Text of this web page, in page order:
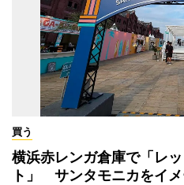
買う
横浜赤レンガ倉庫で「レ
ト」 サンタモニカをイ